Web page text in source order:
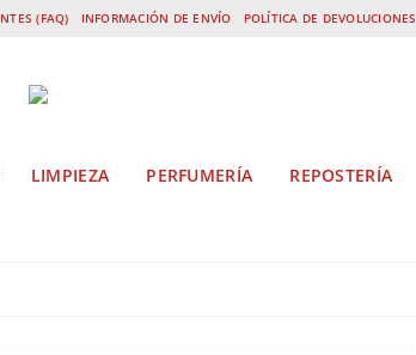
(FAQ) INFORMACIÓN DE ENVÍO POLÍTICA DE DEVOLUCIONES
LIMPIEZA PERFUMERÍA REPOSTERÍA